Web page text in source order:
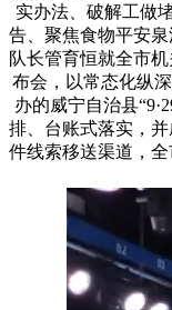
实办法、破解工做
告、聚焦食物平安
队长管育恒就全市
布会，以常态化纵
办的威宁自治县
排、台账式落实，
件线索移送渠道，